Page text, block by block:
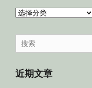
内
导
航
Search
for:
近期文章